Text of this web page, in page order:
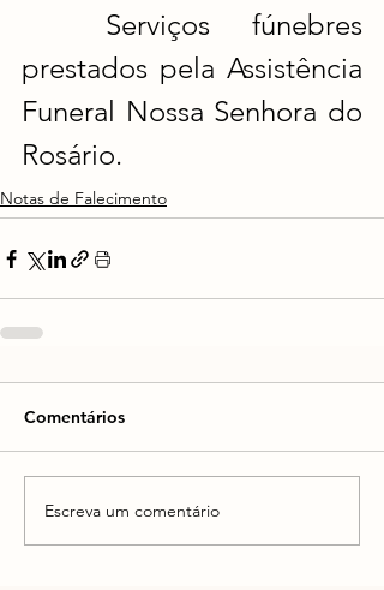
prestados pela Assistência
Funeral Nossa Senhora do
Rosário.
Notas de Falecimento
Comentários
Escreva um comentário